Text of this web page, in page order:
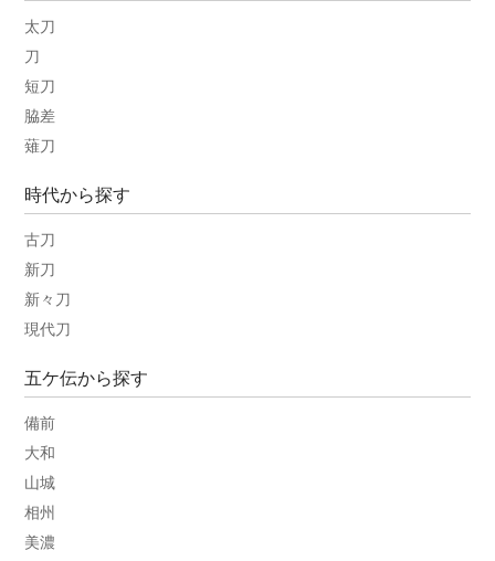
太刀
刀
短刀
脇差
薙刀
時代から探す
古刀
新刀
新々刀
現代刀
五ケ伝から探す
備前
大和
山城
相州
美濃